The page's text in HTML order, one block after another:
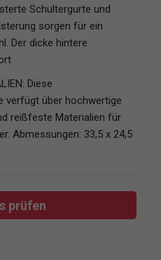
Schultergurte und
sorgen für ein
Der dicke hintere
Diese
verfügt über hochwertige
reißfeste Materialien für
Abmessungen: 33,5 x 24,5
prüfen